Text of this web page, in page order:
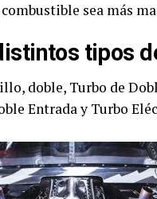
sea más
tipos
doble, Turbo de
Entrada y Turbo